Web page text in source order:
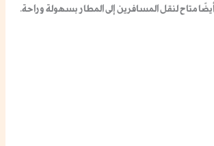
أيضًا متاح لنقل المسافرين إلى المطار بسهولة وراحة.